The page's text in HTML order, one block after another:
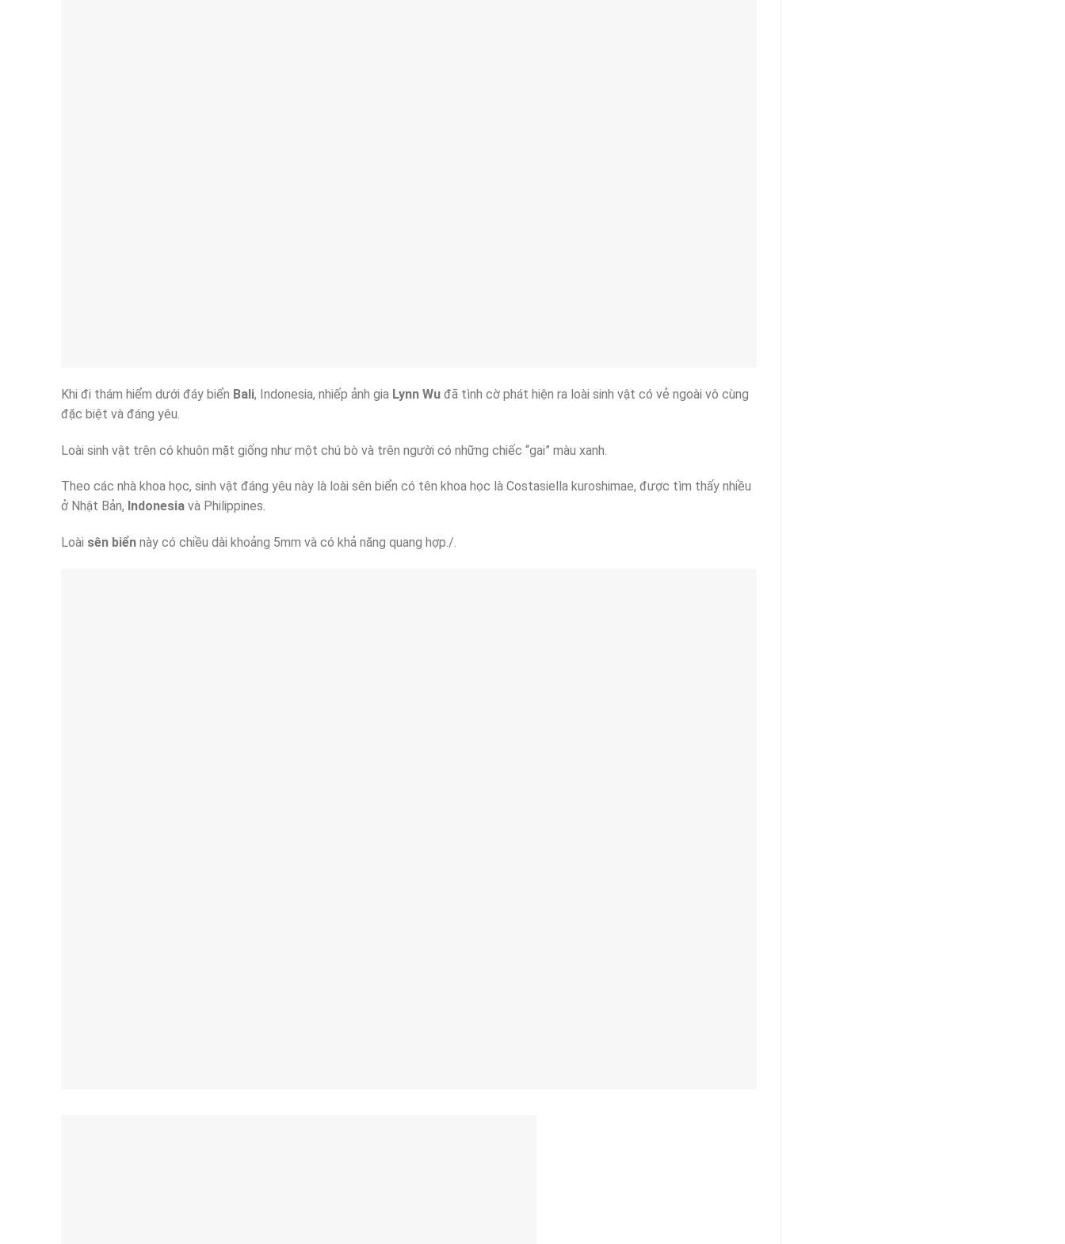
Khi đi thám hiểm dưới đáy biển Bali, Indonesia, nhiếp ảnh gia Lynn Wu đã tình cờ phát hiện ra loài sinh vật có vẻ ngoài vô cùng
đặc biệt và đáng yêu.
Loài sinh vật trên có khuôn mặt giống như một chú bò và trên người có những chiếc “gai” màu xanh.
Theo các nhà khoa học, sinh vật ​đáng yêu này là loài sên biển có tên khoa học là Costasiella kuroshimae, được tìm thấy nhiều
ở Nhật Bản, Indonesia và Philippines.
Loài sên biển này có chiều dài khoảng 5mm và có khả năng quang hợp./.